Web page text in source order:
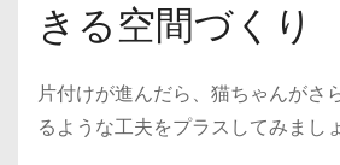
きる空間づくり
片付けが進んだら、猫ちゃんがさ
るような工夫をプラスしてみましょ